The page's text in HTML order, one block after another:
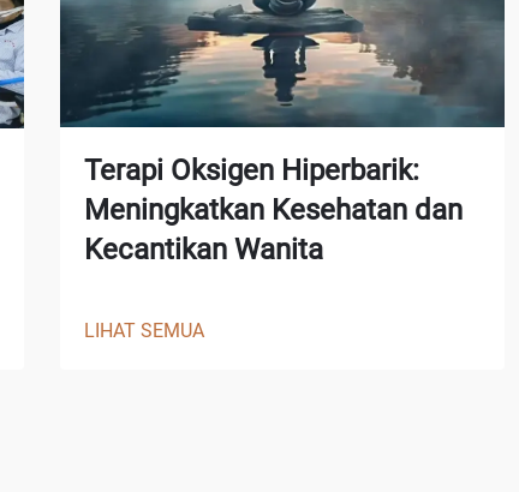
Terapi Oksigen Hiperbarik:
Meningkatkan Kesehatan dan
Kecantikan Wanita
LIHAT SEMUA